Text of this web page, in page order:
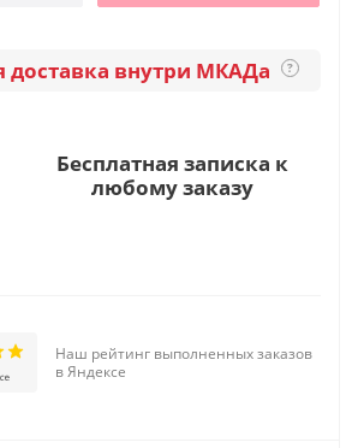
доставка внутри МКАДа ?
Бесплатная записка к
любому заказу
Наш рейтинг выполненных заказов
в Яндексе